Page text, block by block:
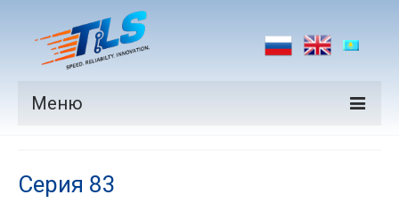
Меню
Производители
Серия 83